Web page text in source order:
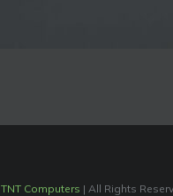
TNT Computers | All Rights